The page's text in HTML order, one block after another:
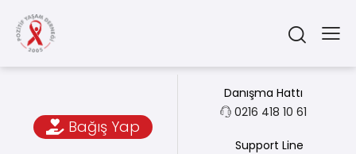
Bağış Yap
Danışma Hattı
0216 418 10 61
Support Line